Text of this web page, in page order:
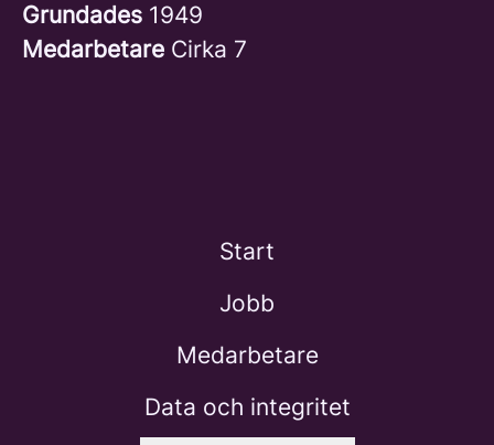
Grundades 1949
Medarbetare Cirka 7
Start
Jobb
Medarbetare
Data och integritet